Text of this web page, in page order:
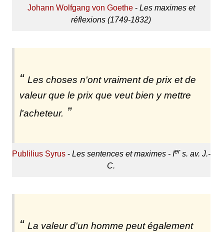
Johann Wolfgang von Goethe- Les maximes et
réflexions (1749-1832)
Les choses n'ont vraiment de prix et de
valeur que le prix que veut bien y mettre
l'acheteur.
Publilius Syrus- Les sentences et maximes - Iers. av. J.-
C.
La valeur d'un homme peut également